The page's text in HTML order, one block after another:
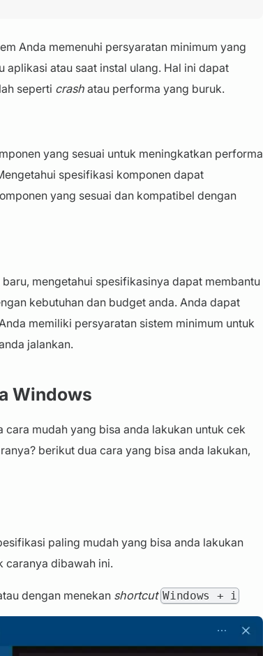
Anda memenuhi persyaratan minimum yang
aplikasi atau saat instal ulang. Hal ini dapat
seperti crash atau performa yang buruk.
yang sesuai untuk meningkatkan performa
spesifikasi komponen dapat
yang sesuai dan kompatibel dengan
mengetahui spesifikasinya dapat membantu
kebutuhan dan budget anda. Anda dapat
memiliki persyaratan sistem minimum untuk
jalankan.
Windows
mudah yang bisa anda lakukan untuk cek
berikut dua cara yang bisa anda lakukan,
paling mudah yang bisa anda lakukan
caranya dibawah ini.
dengan menekan shortcut Windows + i